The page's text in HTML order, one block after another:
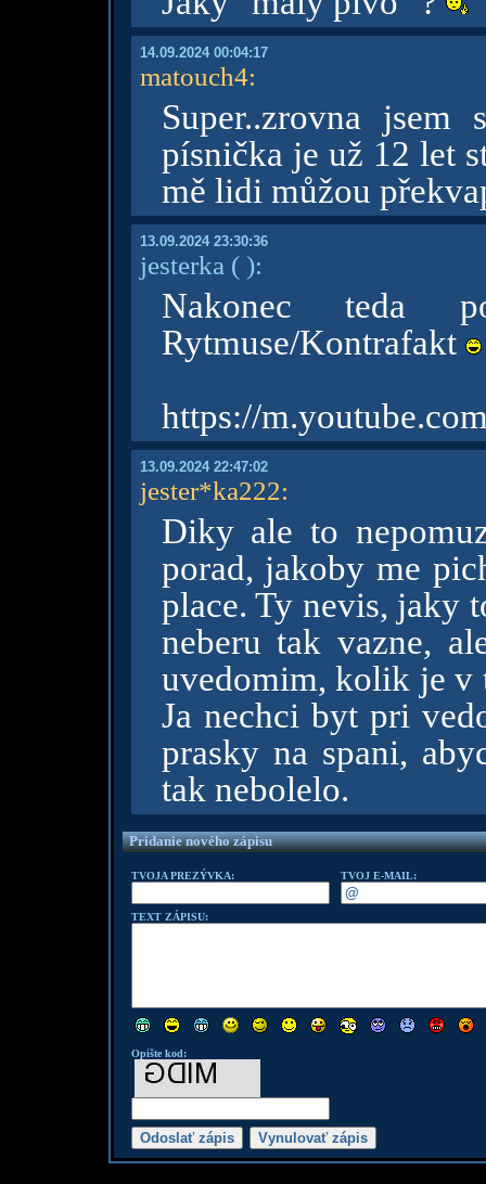
14.09.2024 00:04:17
matouch4:
Super..zrovna
písnička je už 12 let
mě lidi můžou
13.09.2024 23:30:36
jesterka ( ):
Nakonec teda
Rytmuse/Kontrafakt
https://
13.09.2024 22:47:02
jester*ka222:
Diky ale to
porad, jakoby me
place. Ty nevis, jaky
neberu tak vazne,
uvedomim, kolik je v
Ja nechci byt pri
prasky na spani,
tak nebolelo.
Pridanie nového zápisu
TVOJA PREZÝVKA: TVOJ E-MAIL:
TEXT ZÁPISU:
Opište kod: